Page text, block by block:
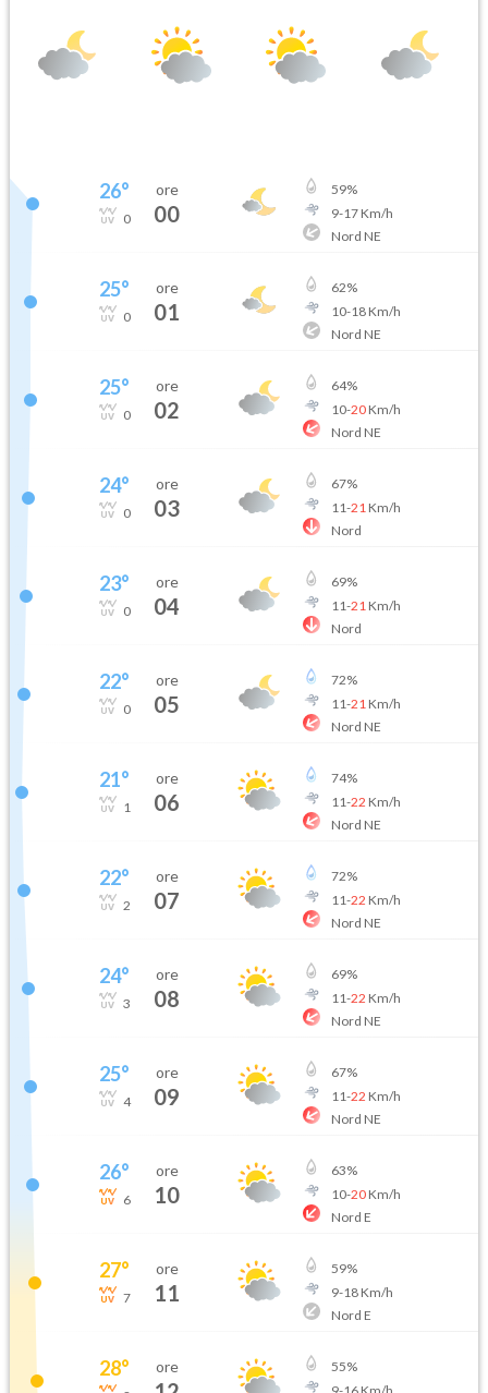
26°
0
ore
00
59%
9-17Km/h
Nord NE
25°
0
ore
01
62%
10-18Km/h
Nord NE
25°
0
ore
02
64%
10-20Km/h
Nord NE
24°
0
ore
03
67%
11-21 Km/h
Nord
23°
0
ore
04
69%
11-21 Km/h
Nord
22°
0
ore
05
72%
11-21 Km/h
Nord NE
21°
1
ore
06
74%
11-22 Km/h
Nord NE
22°
2
ore
07
72%
11-22 Km/h
Nord NE
24°
3
ore
08
69%
11-22 Km/h
Nord NE
25°
4
ore
09
67%
11-22 Km/h
Nord NE
26°
6
ore
10
63%
10-20Km/h
Nord E
27°
7
ore
11
59%
9-18Km/h
Nord E
28° ore 55%